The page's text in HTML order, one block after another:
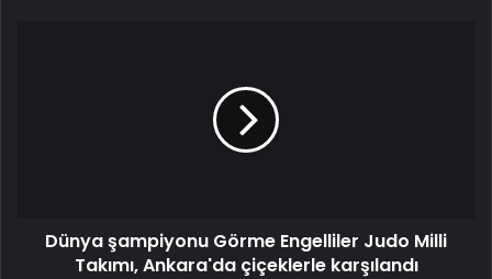
Dünya şampiyonu Görme Engelliler Judo Milli
Takımı, Ankara'da çiçeklerle karşılandı